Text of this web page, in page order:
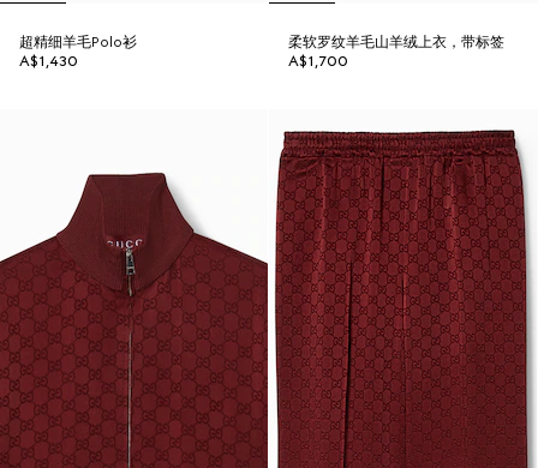
超精细羊毛Polo衫
A$1,430
柔软罗纹羊毛山羊绒上衣，带标签
A$1,700